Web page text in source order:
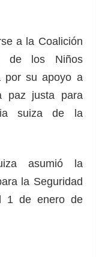
a la Coalición
de los Niños
por su apoyo a
paz justa para
suiza de la
asumió la
la Seguridad
1 de enero de